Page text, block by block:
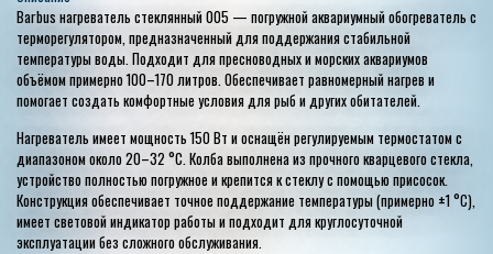
Barbus нагреватель стеклянный 005 — погружной аквариумный обогреватель с
терморегулятором, предназначенный для поддержания стабильной
температуры воды. Подходит для пресноводных и морских аквариумов
объёмом примерно 100–170 литров. Обеспечивает равномерный нагрев и
помогает создать комфортные условия для рыб и других обитателей.
Нагреватель имеет мощность 150 Вт и оснащён регулируемым термостатом с
диапазоном около 20–32 °C. Колба выполнена из прочного кварцевого стекла,
устройство полностью погружное и крепится к стеклу с помощью присосок.
Конструкция обеспечивает точное поддержание температуры (примерно ±1 °C),
имеет световой индикатор работы и подходит для круглосуточной
эксплуатации без сложного обслуживания.